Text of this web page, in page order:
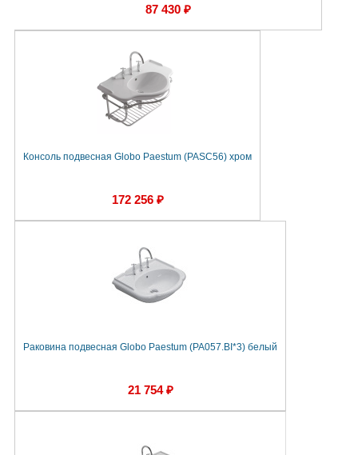
87 430 ₽
Консоль подвесная Globo Paestum (PASC56) хром
172 256 ₽
Раковина подвесная Globo Paestum (PA057.BI*3) белый
21 754 ₽